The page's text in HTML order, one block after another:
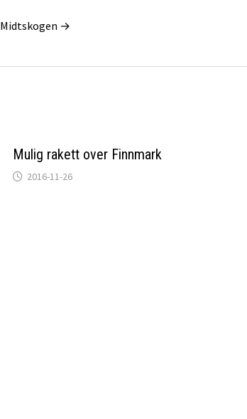
Midtskogen →
Mulig rakett over Finnmark
2016-11-26